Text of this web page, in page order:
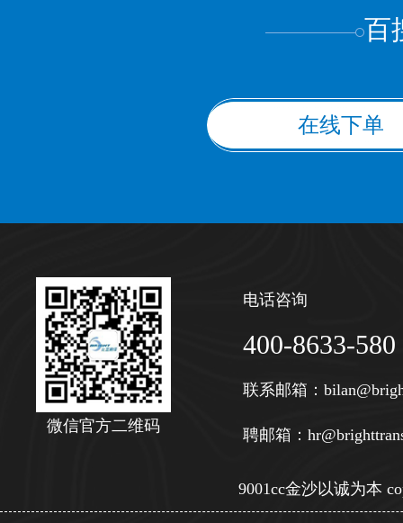
百
在线下单
微信官方二维码
电话咨询
400-8633-580
联系邮箱：
聘邮箱：
9001cc金沙以诚为本